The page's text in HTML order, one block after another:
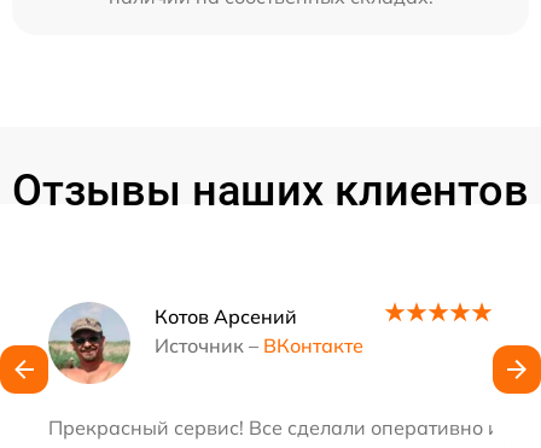
Отзывы наших клиентов
Котов Арсений
Источник – ВКонтакте
Прекрасный сервис! Все сделали оперативно и
Наши мастера